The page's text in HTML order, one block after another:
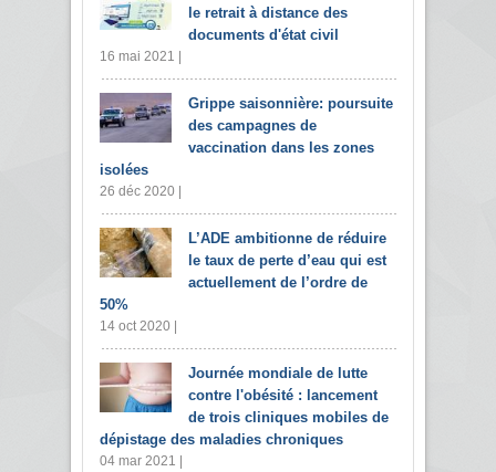
le retrait à distance des
documents d'état civil
16 mai 2021 |
Grippe saisonnière: poursuite
des campagnes de
vaccination dans les zones
isolées
26 déc 2020 |
L’ADE ambitionne de réduire
le taux de perte d’eau qui est
actuellement de l’ordre de
50%
14 oct 2020 |
Journée mondiale de lutte
contre l'obésité : lancement
de trois cliniques mobiles de
dépistage des maladies chroniques
04 mar 2021 |